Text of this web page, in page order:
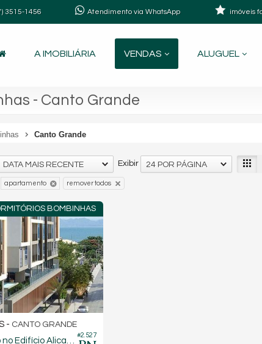
3515-1456 Atendimento via WhatsApp imóveis
A IMOBILIÁRIA VENDAS ALUGUEL
- Canto Grande
Canto Grande
Exibir 24 POR PÁGINA
DATA MAIS RECENTE
apartamento remover todos
BOMBINHAS
#2.527
- CANTO GRANDE